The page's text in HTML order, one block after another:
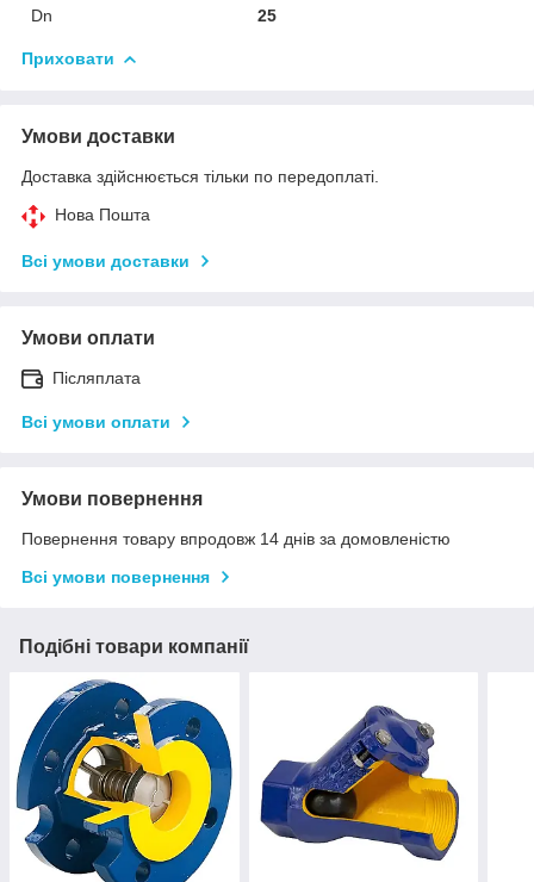
Dn
25
Приховати
Умови доставки
Доставка здійснюється тільки по передоплаті.
Нова Пошта
Всі умови доставки
Умови оплати
Післяплата
Всі умови оплати
Умови повернення
Повернення товару впродовж 14 днів за домовленістю
Всі умови повернення
Подібні товари компанії